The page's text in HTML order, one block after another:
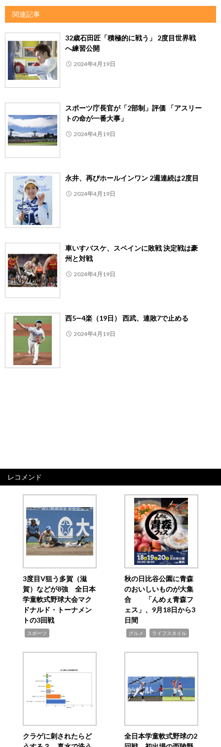
関連記事
32歳石田匠「積極的に戦う」 2度目世界戦
へ練習公開
2024年4月19日
スポーツ庁長官が「2部制」評価 「アスリー
トの命が一番大事」
2024年4月19日
永井、再びホールインワン 2週連続は2度目
2024年4月19日
車いすバスケ、スペインに敗戦 決定戦は豪
州と対戦
2024年4月19日
西5―4楽（19日） 西武、連敗7で止める
2024年4月19日
レコメンド
3度目V狙う多賀（滋
賀）などが8強 全日本
学童軟式野球大会マク
ドナルド・トーナメン
トの3回戦
スポーツ
秋の日比谷公園に青森
のおいしいものが大集
合 「んめぇ青森フ
ェス」、9月18日から3
日間
グルメ ライフスタイル
クラゲに刺されたらど
全日本学童軟式野球の2